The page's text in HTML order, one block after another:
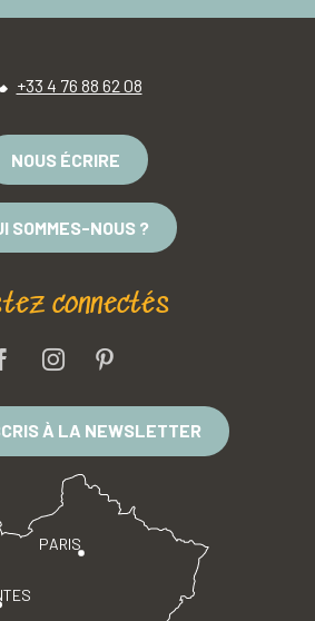
+33 4 76 88 62 08
NOUS ÉCRIRE
SOMMES-NOUS ?
connectés
À LA NEWSLETTER
PARIS